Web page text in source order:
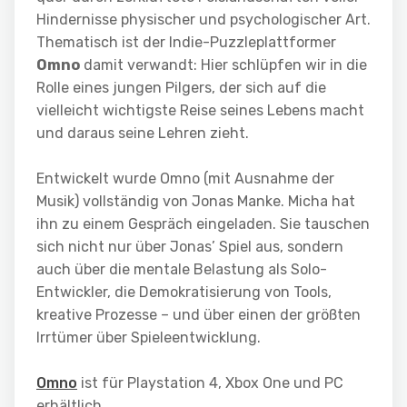
Hindernisse physischer und psychologischer Art.
Thematisch ist der Indie-Puzzleplattformer
Omno damit verwandt: Hier schlüpfen wir in die
Rolle eines jungen Pilgers, der sich auf die
vielleicht wichtigste Reise seines Lebens macht
und daraus seine Lehren zieht.
Entwickelt wurde Omno (mit Ausnahme der
Musik) vollständig von Jonas Manke. Micha hat
ihn zu einem Gespräch eingeladen. Sie tauschen
sich nicht nur über Jonas’ Spiel aus, sondern
auch über die mentale Belastung als Solo-
Entwickler, die Demokratisierung von Tools,
kreative Prozesse – und über einen der größten
Irrtümer über Spieleentwicklung.
Omno ist für Playstation 4, Xbox One und PC